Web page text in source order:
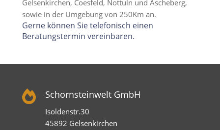
Gelsenkirchen, Coesfeld, Nottuln und Ascheberg,
sowie in der Umgebung von 250Km an.
Gerne können Sie telefonisch einen
Beratungstermin vereinbaren.
 Schornsteinwelt GmbH
Isoldenstr.30
45892 Gelsenkirchen